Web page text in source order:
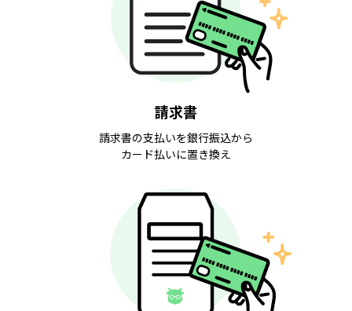
請求書
請求書の支払いを銀行振込から
カード払いに置き換え